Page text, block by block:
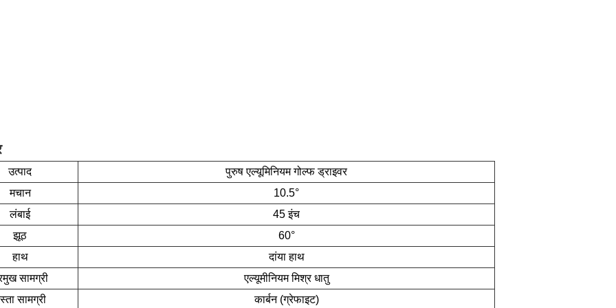
उत्पाद
पुरुष एल्यूमिनियम गोल्फ ड्राइवर
मचान
10.5°
लंबाई
45 इंच
झूठ
60°
हाथ
दांया हाथ
सामग्री
एल्यूमीनियम मिश्र धातु
सामग्री
कार्बन (ग्रेफाइट)